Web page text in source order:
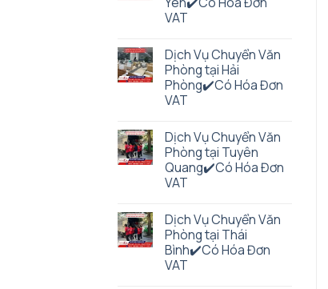
VAT
Dịch Vụ Chuyển Văn
Phòng tại Hải
Phòng✔️Có Hóa Đơn
VAT
Dịch Vụ Chuyển Văn
Phòng tại Tuyên
Quang✔️Có Hóa Đơn
VAT
Dịch Vụ Chuyển Văn
Phòng tại Thái
Bình✔️Có Hóa Đơn
VAT